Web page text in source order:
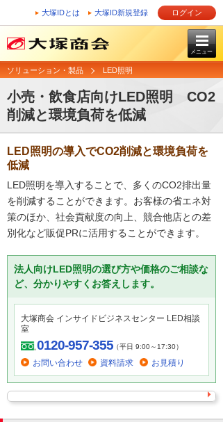
大塚IDとは 大塚ID新規登録 ログイン
メニュー
ソリューション・製品 LED照明
小売・飲食店向けLED照明 CO2
削減と環境負荷を低減
LED照明の導入でCO2削減と環境負荷を
低減
LED照明を導入することで、多くのCO2排出量
を削減することができます。お客様の省エネ対
策のほか、社会貢献度の向上、競合他店との差
別化など販促PRに活用することができます。
法人向けLED照明の選び方や価格のご相談な
ど、分かりやすくお答えします。
大塚商会 インサイドビジネスセンター LED相談
室
0120-957-355（平日 9:00～17:30）
お問い合わせ 資料請求 お見積り